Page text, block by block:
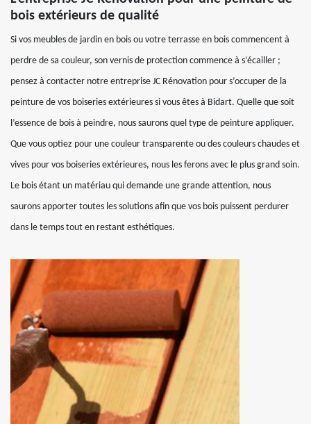
bois extérieurs de qualité
Si vos meubles de jardin en bois ou votre terrasse en bois commencent à
perdre de sa couleur, son vernis de protection commence à s’écailler ;
pensez à contacter notre entreprise JC Rénovation pour s’occuper de la
peinture de vos boiseries extérieures si vous êtes à Bidart. Quelle que soit
l’essence de bois à peindre, nous saurons quel type de peinture appliquer.
Que vous optiez pour une couleur transparente ou des couleurs chaudes et
vives pour vos boiseries extérieures, nous les ferons avec le plus grand soin.
Le bois étant un matériau qui demande une grande attention, nous
saurons apporter toutes les solutions afin que vos bois puissent perdurer
dans le temps tout en restant esthétiques.